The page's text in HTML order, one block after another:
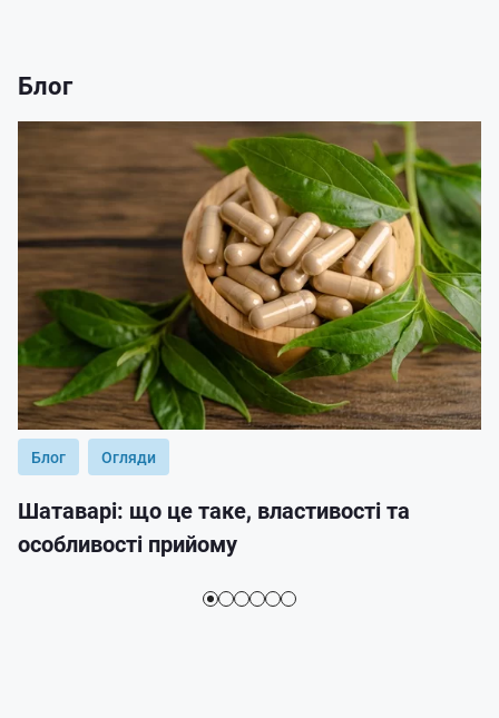
Блог
Блог Огляди
Шатаварі: що це таке, властивості та
особливості прийому